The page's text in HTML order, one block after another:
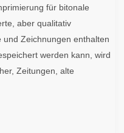
für bitonale
aber qualitativ
und Zeichnungen enthalten
werden kann, wird
Zeitungen, alte